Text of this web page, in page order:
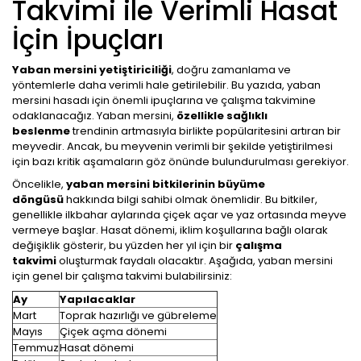
Takvimi ile Verimli Hasat
İçin İpuçları
Yaban mersini yetiştiriciliği, doğru zamanlama ve
yöntemlerle daha verimli hale getirilebilir. Bu yazıda, yaban
mersini hasadı için önemli ipuçlarına ve çalışma takvimine
odaklanacağız. Yaban mersini, özellikle sağlıklı
beslenmetrendinin artmasıyla birlikte popülaritesini artıran bir
meyvedir. Ancak, bu meyvenin verimli bir şekilde yetiştirilmesi
için bazı kritik aşamaların göz önünde bulundurulması gerekiyor.
Öncelikle, yaban mersini bitkilerinin büyüme
döngüsühakkında bilgi sahibi olmak önemlidir. Bu bitkiler,
genellikle ilkbahar aylarında çiçek açar ve yaz ortasında meyve
vermeye başlar. Hasat dönemi, iklim koşullarına bağlı olarak
değişiklik gösterir, bu yüzden her yıl için bir çalışma
takvimioluşturmak faydalı olacaktır. Aşağıda, yaban mersini
için genel bir çalışma takvimi bulabilirsiniz:
Ay
Yapılacaklar
Mart
Toprak hazırlığı ve gübreleme
Mayıs
Çiçek açma dönemi
TemmuzHasat dönemi